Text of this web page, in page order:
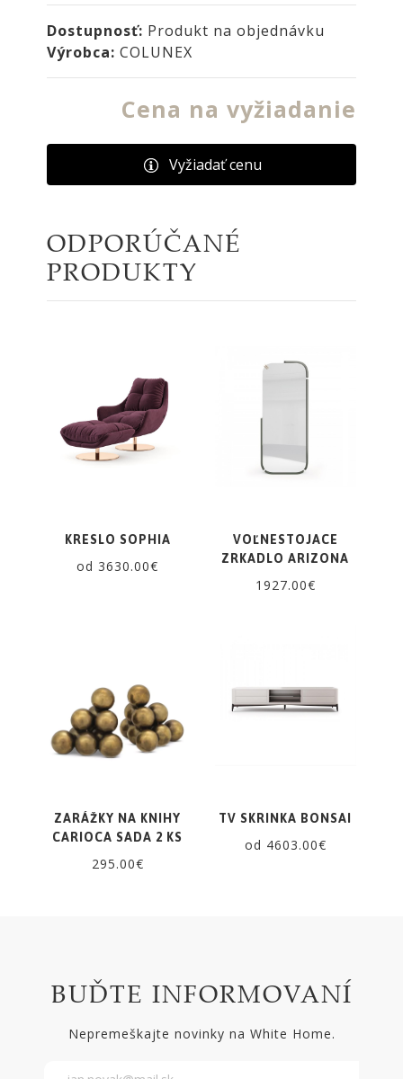
Dostupnosť: Produkt na objednávku
Výrobca:COLUNEX
Cena na vyžiadanie
Vyžiadať cenu
ODPORÚČANÉ
PRODUKTY
KRESLO SOPHIA
od 3630.00€
VOĽNESTOJACE
ZRKADLO ARIZONA
1927.00€
ZARÁŽKY NA KNIHY
CARIOCA SADA 2 KS
295.00€
TV SKRINKA BONSAI
od 4603.00€
BUĎTE INFORMOVANÍ
Nepremeškajte novinky na White Home.